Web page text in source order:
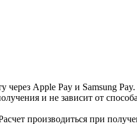
Apple Pay и Samsung Pay.
и не зависит от способа
производиться при